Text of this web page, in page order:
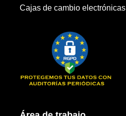
Cajas de cambio electrónicas